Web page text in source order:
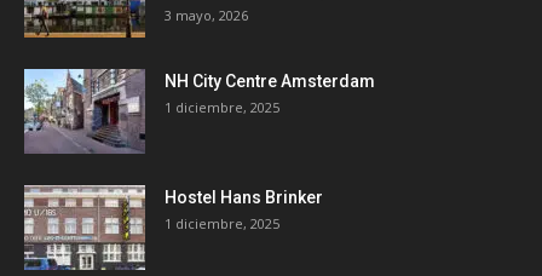
3 mayo, 2026
NH City Centre Amsterdam
1 diciembre, 2025
Hostel Hans Brinker
1 diciembre, 2025